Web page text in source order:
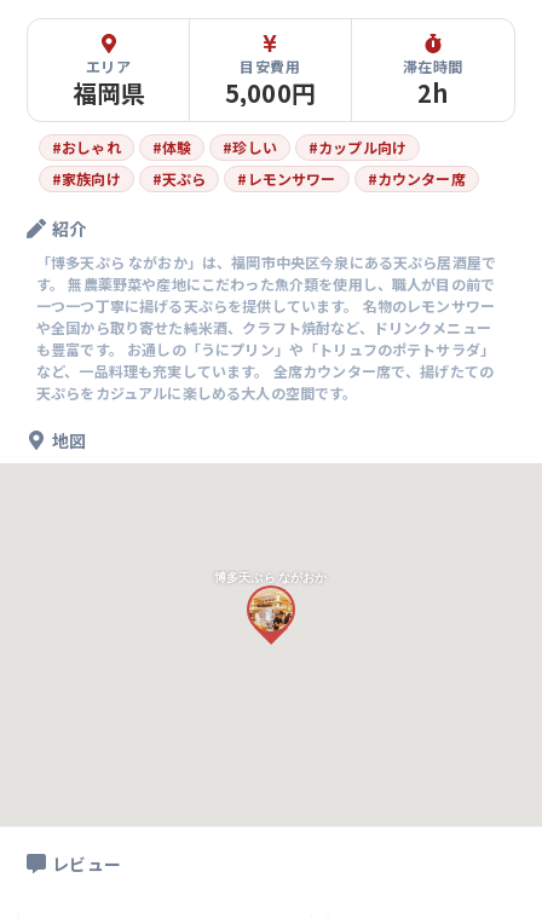
エリア
福岡県
目安費用
5,000円
滞在時間
2h
#おしゃれ #体験 #珍しい #カップル向け
#家族向け #天ぷら # レモンサワー #カウンター席
紹介
「博多天ぷら ながおか」は、福岡市中央区今泉にある天ぷら居酒屋で
す。 無農薬野菜や産地にこだわった魚介類を使用し、職人が目の前で
一つ一つ丁寧に揚げる天ぷらを提供しています。 名物のレモンサワー
や全国から取り寄せた純米酒、クラフト焼酎など、ドリンクメニュー
も豊富です。 お通しの「うにプリン」や「トリュフのポテトサラダ」
など、一品料理も充実しています。 全席カウンター席で、揚げたての
天ぷらをカジュアルに楽しめる大人の空間です。
地図
博多天ぷら ながおか
レビュー